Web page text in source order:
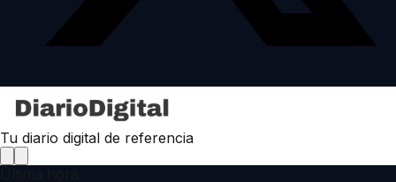
Tu diario digital de referencia